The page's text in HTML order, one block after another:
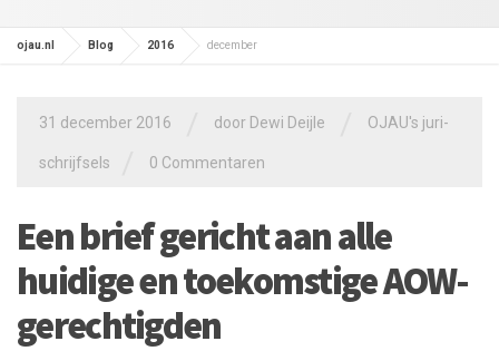
ojau.nl Blog 2016 december
31 december 2016 door Dewi Deijle OJAU's juri-
schrijfsels 0 Commentaren
Een brief gericht aan alle
huidige en toekomstige AOW-
gerechtigden